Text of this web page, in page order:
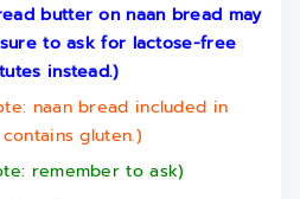
butter on naan bread may
to ask for lactose-free
instead.)
naan bread included in
gluten.)
remember to ask)